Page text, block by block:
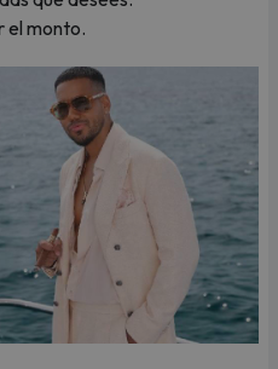
el monto.